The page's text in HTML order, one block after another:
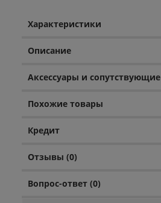
Характеристики
Описание
Аксессуары и сопутствующие
Похожие товары
Кредит
Отзывы (0)
Вопрос-ответ (0)